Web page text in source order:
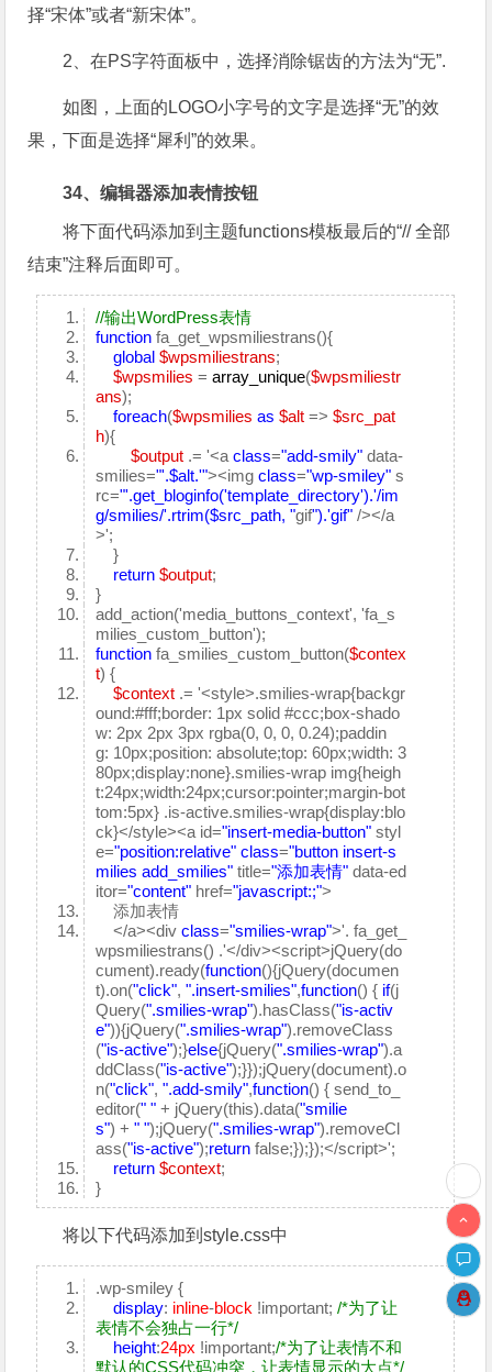
择“宋体”或者“新宋体”。
2、在PS字符面板中，选择消除锯齿的方法为“无”.
如图，上面的LOGO小字号的文字是选择“无”的效
果，下面是选择“犀利”的效果。
34、编辑器添加表情按钮
将下面代码添加到主题functions模板最后的“// 全部
结束”注释后面即可。
//输出WordPress表情
function fa_get_wpsmiliestrans(){
global $wpsmiliestrans;
$wpsmilies =array_unique($wpsmiliestr
ans);
foreach($wpsmilies as $alt =>$src_pat
h){
$output .= '<aclass="add-smily" data-
smilies="'.$alt.'"><imgclass="wp-smiley" s
rc="'.get_bloginfo('template_directory').'/im
g/smilies/'.rtrim($src_path, "gif").'gif" /></a
>';
}
return $output;
}
add_action('media_buttons_context', 'fa_s
milies_custom_button');
function fa_smilies_custom_button($contex
t) {
$context .= '<style>.smilies-wrap{backgr
ound:#fff;border: 1px solid #ccc;box-shado
w: 2px 2px 3px rgba(0, 0, 0, 0.24);paddin
g: 10px;position: absolute;top: 60px;width: 3
80px;display:none}.smilies-wrap img{heigh
t:24px;width:24px;cursor:pointer;margin-bot
tom:5px} .is-active.smilies-wrap{display:blo
ck}</style><a id="insert-media-button" styl
e="position:relative" class="button insert-s
milies add_smilies" title="添加表情" data-ed
itor="content" href="javascript:;">
添加表情
</a><divclass="smilies-wrap">'. fa_get_
wpsmiliestrans() .'</div><script>jQuery(do
cument).ready(function(){jQuery(documen
t).on("click",".insert-smilies",function() { if(j
Query(".smilies-wrap").hasClass("is-activ
e")){jQuery(".smilies-wrap").removeClass
("is-active");}else{jQuery(".smilies-wrap").a
ddClass("is-active");}});jQuery(document).o
n("click",".add-smily",function() { send_to_
editor(" " + jQuery(this).data("smilie
s") +" ");jQuery(".smilies-wrap").removeCl
ass("is-active");return false;});});</script>';
return $context;
}
将以下代码添加到style.css中
.wp-smiley {
display: inline-block !important;/*为了让
表情不会独占一行*/
height:24px !important;/*为了让表情不和
默认的CSS代码冲突，让表情显示的大点*/